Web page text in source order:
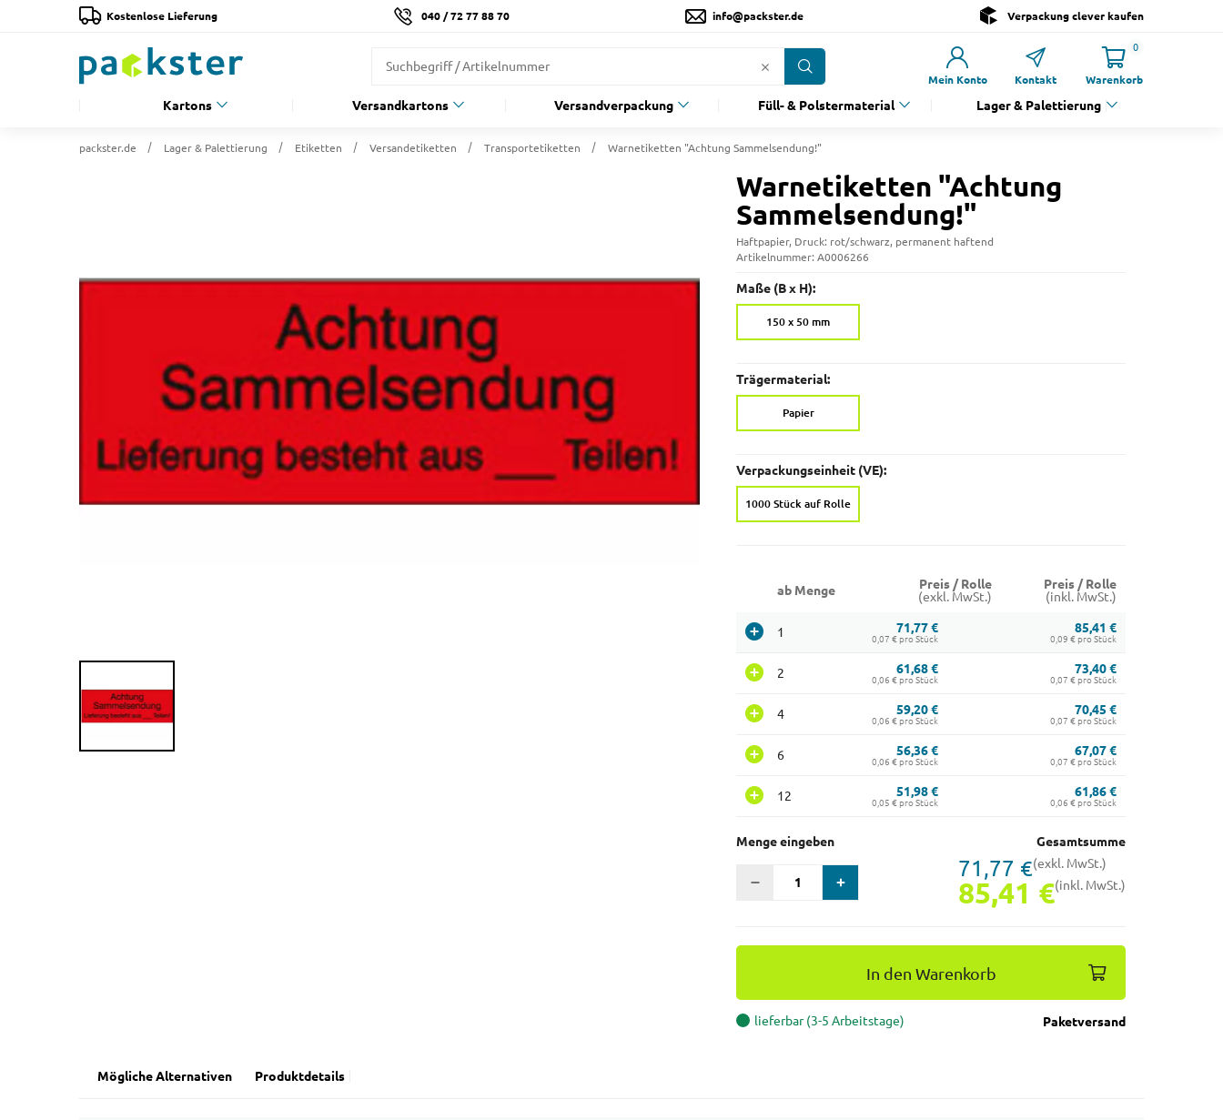
Kostenlose Lieferung 040 / 72 77 88 70 info@packster.de Verpackung clever kaufen
Mein Konto Kontakt
0
Warenkorb
Kartons Versandkartons Versandverpackung Füll- & Polstermaterial Lager & Palettierung
packster.de Lager & Palettierung Etiketten Versandetiketten Transportetiketten Warnetiketten "Achtung Sammelsendung!"
Warnetiketten "Achtung
Sammelsendung!"
Haftpapier, Druck: rot/schwarz, permanent haftend
Artikelnummer: A0006266
Maße (B x H):
150 x 50 mm
Trägermaterial:
Papier
Verpackungseinheit (VE):
1000 Stück auf Rolle
ab Menge
Preis / Rolle
(exkl. MwSt.)
Preis / Rolle
(inkl. MwSt.)
1 71,77 €
0,07 € pro Stück
85,41 €
0,09 € pro Stück
2 61,68 €
0,06 € pro Stück
73,40 €
0,07 € pro Stück
4 59,20 €
0,06 € pro Stück
70,45 €
0,07 € pro Stück
6 56,36 €
0,06 € pro Stück
67,07 €
0,07 € pro Stück
12 51,98 €
0,05 € pro Stück
61,86 €
0,06 € pro Stück
Menge eingeben Gesamtsumme
71,77 €(exkl. MwSt.)
85,41 €(inkl. MwSt.)
In den Warenkorb
lieferbar (3-5 Arbeitstage) Paketversand
Mögliche Alternativen Produktdetails